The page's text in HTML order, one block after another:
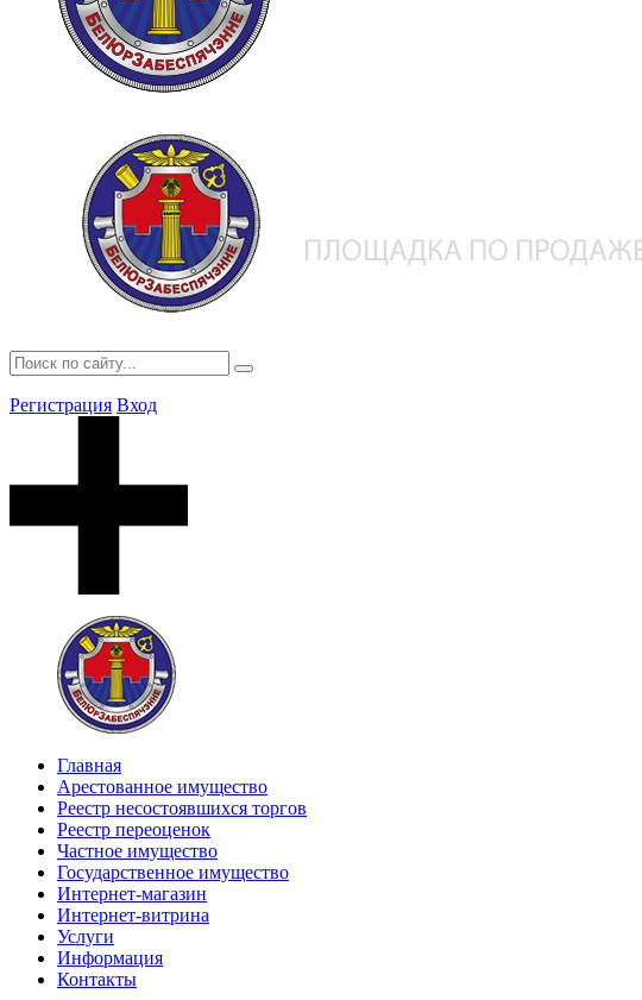
Регистрация Вход
Главная
Арестованное имущество
Реестр несостоявшихся торгов
Реестр переоценок
Частное имущество
Государственное имущество
Интернет-магазин
Интернет-витрина
Услуги
Информация
Контакты